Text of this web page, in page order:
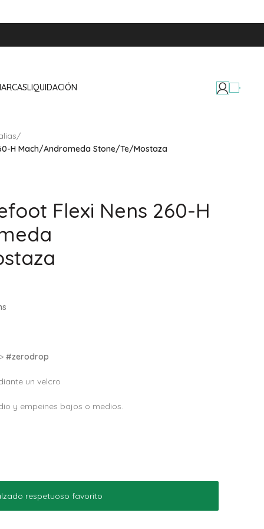
LIQUIDACIÓN
/
H Mach/Andromeda Stone/Te/Mostaza
Flexi Nens 260-H
#zerodrop
un velcro
y empeines bajos o medios.
respetuoso favorito